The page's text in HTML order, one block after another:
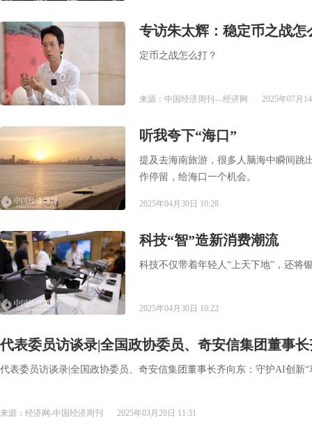
专访朱太辉：稳定币之战怎
定币之战怎么打？
来源：中国经济周刊—经济网 2025年07月
​听我夸下“海口”
提及去海南旅游，很多人脑海中瞬间跳
作停留，给海口一个机会。
2025年04月30日 10:28
​科技“智”造新消费潮流
科技不仅带着年轻人“上天下地”，还将
2025年04月30日 10:22
代表委员访谈录|全国政协委员、奇安信集团董事
代表委员访谈录|全国政协委员、奇安信集团董事长齐向东：守护AI创新“
来源：经济网-中国经济周刊 2025年03月20日 11:31